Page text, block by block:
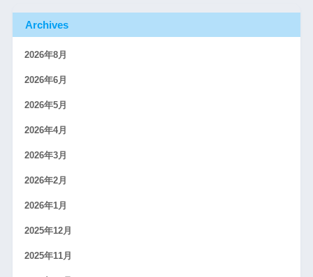
Archives
2026年8月
2026年6月
2026年5月
2026年4月
2026年3月
2026年2月
2026年1月
2025年12月
2025年11月